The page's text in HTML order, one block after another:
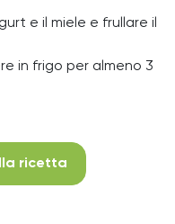
e il miele e frullare il
in frigo per almeno 3
ricetta